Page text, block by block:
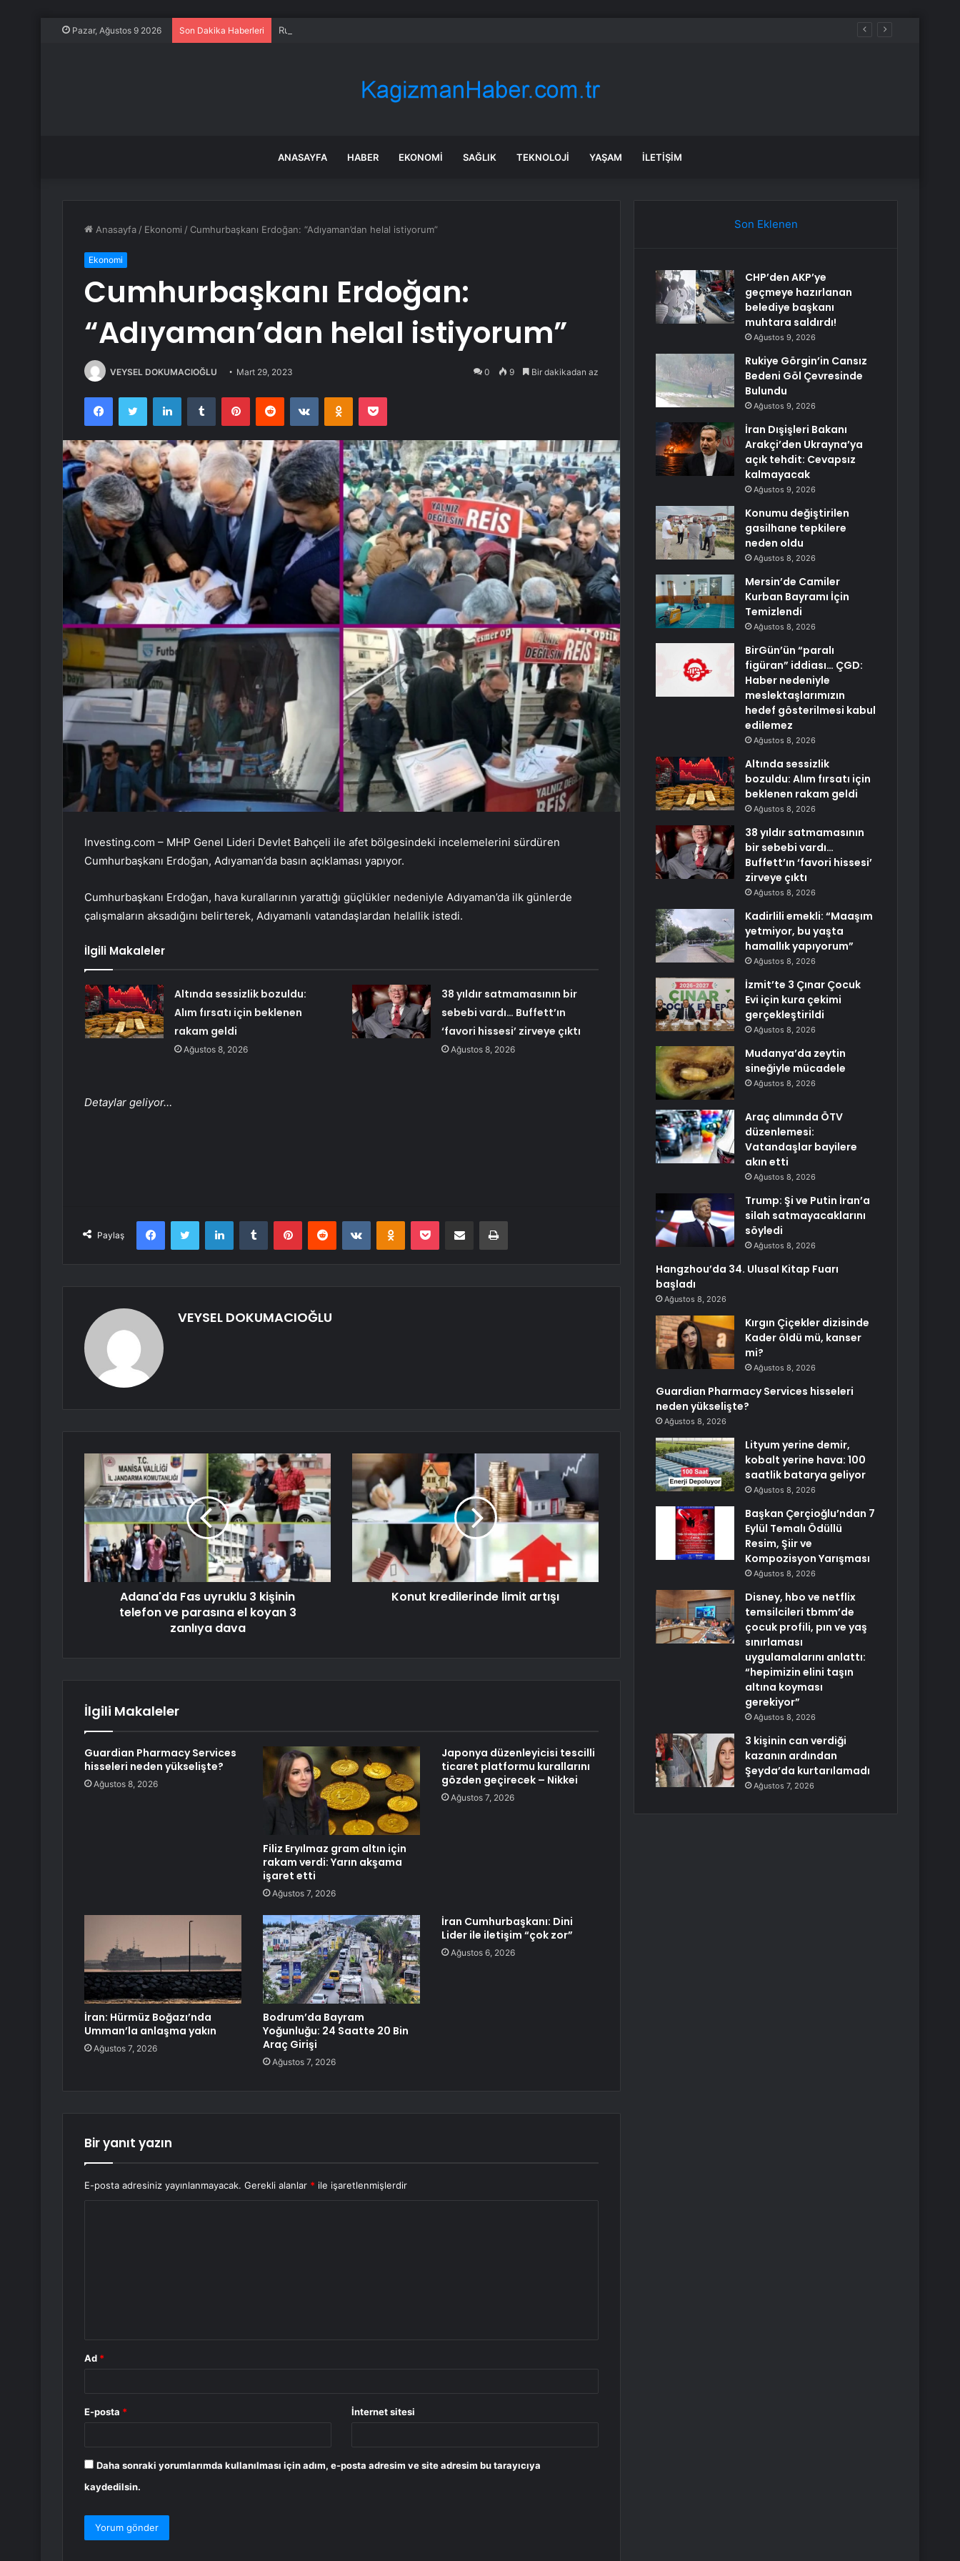
Pazar, Ağustos 9 2026 Son Dakika Haberleri Rukiye Görgin’in Cansız Bedeni Göl Çevresinde Bulundu
ANASAYFA HABER EKONOMI SAĞLIK TEKNOLOJI YAŞAM İLETIŞIM
Anasayfa / Ekonomi / Cumhurbaşkanı Erdoğan: “Adıyaman’dan helal istiyorum”
Ekonomi
Cumhurbaşkanı Erdoğan:
“Adıyaman’dan helal istiyorum”
VEYSEL DOKUMACIOĞLU Mart 29, 2023 0 9 Bir dakikadan az
FacebookTwitter LinkedInTumblr PinterestReddit VKontakteOdnoklassniki
Pocket
Investing.com – MHP Genel Lideri Devlet Bahçeli ile afet bölgesindeki incelemelerini sürdüren
Cumhurbaşkanı Erdoğan, Adıyaman’da basın açıklaması yapıyor.
Cumhurbaşkanı Erdoğan, hava kurallarının yarattığı güçlükler nedeniyle Adıyaman’da ilk günlerde
çalışmaların aksadığını belirterek, Adıyamanlı vatandaşlardan helallik istedi.
İlgili Makaleler
Altında sessizlik bozuldu:
Alım fırsatı için beklenen
rakam geldi
Ağustos 8, 2026
38 yıldır satmamasının bir
sebebi vardı… Buffett’ın
‘favori hissesi’ zirveye çıktı
Ağustos 8, 2026
Detaylar geliyor…
Paylaş
FacebookTwitter LinkedInTumblr PinterestReddit VKontakteOdnoklassniki
Pocket E-Posta ile paylaş Yazdır
VEYSEL DOKUMACIOĞLU
Adana'da Fas uyruklu 3 kişinin
telefon ve parasına el koyan 3
zanlıya dava
Konut kredilerinde limit artışı
İlgili Makaleler
Guardian Pharmacy Services
hisseleri neden yükselişte?
Ağustos 8, 2026
Filiz Eryılmaz gram altın için
rakam verdi: Yarın akşama
işaret etti
Ağustos 7, 2026
Japonya düzenleyicisi tescilli
ticaret platformu kurallarını
gözden geçirecek – Nikkei
Ağustos 7, 2026
İran: Hürmüz Boğazı’nda
Umman’la anlaşma yakın
Ağustos 7, 2026
Bodrum’da Bayram
Yoğunluğu: 24 Saatte 20 Bin
Araç Girişi
Ağustos 7, 2026
İran Cumhurbaşkanı: Dini
Lider ile iletişim “çok zor”
Ağustos 6, 2026
Bir yanıt yazın
E-posta adresiniz yayınlanmayacak. Gerekli alanlar * ile işaretlenmişlerdir
Ad *
E-posta * İnternet sitesi
Daha sonraki yorumlarımda kullanılması için adım, e-posta adresim ve site adresim bu tarayıcıya
kaydedilsin.
Son Eklenen
CHP’den AKP’ye
geçmeye hazırlanan
belediye başkanı
muhtara saldırdı!
Ağustos 9, 2026
Rukiye Görgin’in Cansız
Bedeni Göl Çevresinde
Bulundu
Ağustos 9, 2026
İran Dışişleri Bakanı
Arakçi’den Ukrayna’ya
açık tehdit: Cevapsız
kalmayacak
Ağustos 9, 2026
Konumu değiştirilen
gasilhane tepkilere
neden oldu
Ağustos 8, 2026
Mersin’de Camiler
Kurban Bayramı İçin
Temizlendi
Ağustos 8, 2026
BirGün’ün “paralı
figüran” iddiası… ÇGD:
Haber nedeniyle
meslektaşlarımızın
hedef gösterilmesi kabul
edilemez
Ağustos 8, 2026
Altında sessizlik
bozuldu: Alım fırsatı için
beklenen rakam geldi
Ağustos 8, 2026
38 yıldır satmamasının
bir sebebi vardı…
Buffett’ın ‘favori hissesi’
zirveye çıktı
Ağustos 8, 2026
Kadirlili emekli: “Maaşım
yetmiyor, bu yaşta
hamallık yapıyorum”
Ağustos 8, 2026
İzmit’te 3 Çınar Çocuk
Evi için kura çekimi
gerçekleştirildi
Ağustos 8, 2026
Mudanya’da zeytin
sineğiyle mücadele
Ağustos 8, 2026
Araç alımında ÖTV
düzenlemesi:
Vatandaşlar bayilere
akın etti
Ağustos 8, 2026
Trump: Şi ve Putin İran’a
silah satmayacaklarını
söyledi
Ağustos 8, 2026
Hangzhou’da 34. Ulusal Kitap Fuarı
başladı
Ağustos 8, 2026
Kırgın Çiçekler dizisinde
Kader öldü mü, kanser
mi?
Ağustos 8, 2026
Guardian Pharmacy Services hisseleri
neden yükselişte?
Ağustos 8, 2026
Lityum yerine demir,
kobalt yerine hava: 100
saatlik batarya geliyor
Ağustos 8, 2026
Başkan Çerçioğlu’ndan 7
Eylül Temalı Ödüllü
Resim, Şiir ve
Kompozisyon Yarışması
Ağustos 8, 2026
Disney, hbo ve netflix
temsilcileri tbmm’de
çocuk profili, pın ve yaş
sınırlaması
uygulamalarını anlattı:
“hepimizin elini taşın
altına koyması
gerekiyor”
Ağustos 8, 2026
3 kişinin can verdiği
kazanın ardından
Şeyda’da kurtarılamadı
Ağustos 7, 2026